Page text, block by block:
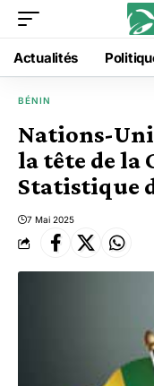
Actualités
BÉNIN
Nations-
la tête de la
Statistique
7 Mai 2025